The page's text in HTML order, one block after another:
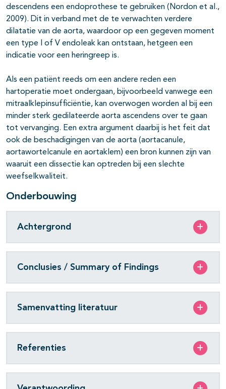
descendens een endoprothese te gebruiken (Nordon et al.,
2009). Dit in verband met de te verwachten verdere
dilatatie van de aorta, waardoor op een gegeven moment
een type I of V endoleak kan ontstaan, hetgeen een
indicatie voor een heringreep is.
Als een patiënt reeds om een andere reden een
hartoperatie moet ondergaan, bijvoorbeeld vanwege een
mitraalklepinsufficiëntie, kan overwogen worden al bij een
minder sterk gedilateerde aorta ascendens over te gaan
tot vervanging. Een extra argument daarbij is het feit dat
ook de beschadigingen van de aorta (aortacanule,
aortawortelcanule en aortaklem) een bron kunnen zijn van
waaruit een dissectie kan optreden bij een slechte
weefselkwaliteit.
Onderbouwing
Achtergrond
Conclusies / Summary of Findings
Samenvatting literatuur
Referenties